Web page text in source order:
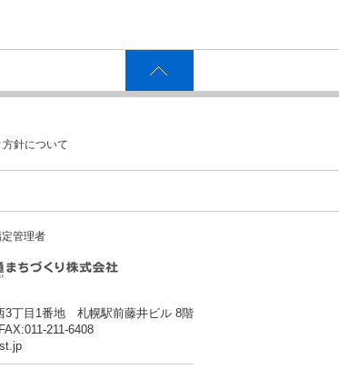
針について
管理者
3丁目1番地 札幌駅前藤井ビル 8階
211-6408